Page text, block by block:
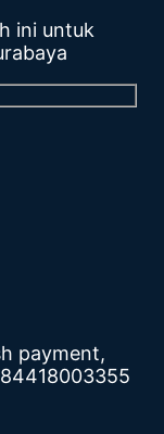
ini untuk
payment,